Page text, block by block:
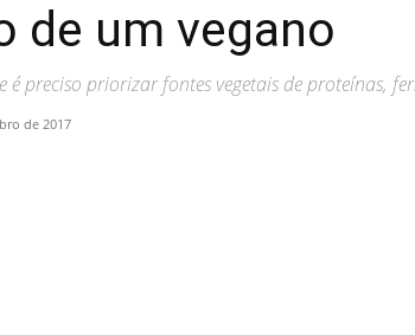
de um vegano
é preciso priorizar fontes vegetais de proteínas,
de 2017